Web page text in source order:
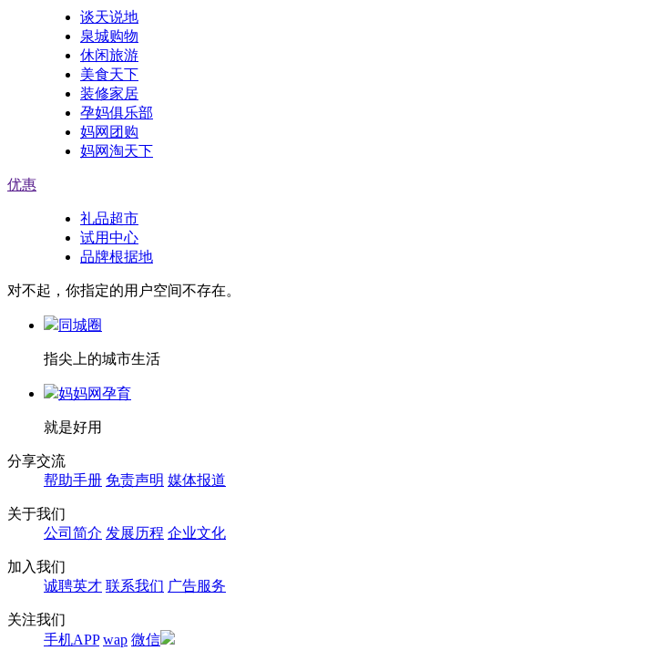
谈天说地
泉城购物
休闲旅游
美食天下
装修家居
孕妈俱乐部
妈网团购
妈网淘天下
优惠
礼品超市
试用中心
品牌根据地
对不起，你指定的用户空间不存在。
同城圈
指尖上的城市生活
妈妈网孕育
就是好用
分享交流
帮助手册 免责声明 媒体报道
关于我们
公司简介 发展历程 企业文化
加入我们
诚聘英才 联系我们 广告服务
关注我们
手机APP wap 微信